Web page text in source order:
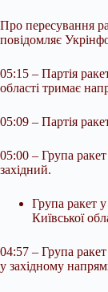
Про пересування
повідомляє
05:15 – Партія
області тримає
05:09 – Партія
05:00 – Група ракет
західний.
Група ракет у
Київської
04:57 – Група
у західному